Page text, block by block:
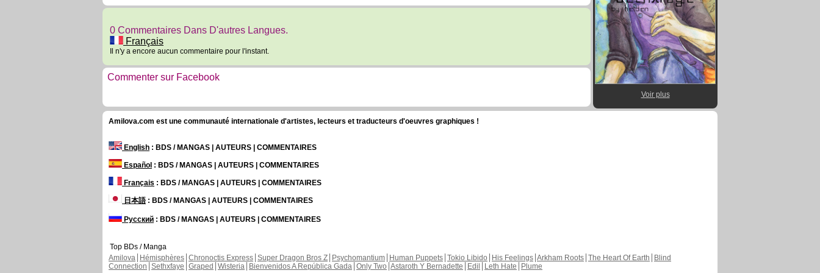
0 Commentaires Dans D'autres Langues.
Français
Il n'y a encore aucun commentaire pour l'instant.
Commenter sur Facebook
Voir plus
Amilova.com est une communauté internationale d'artistes, lecteurs et traducteurs d'oeuvres graphiques !
English : BDS / MANGAS | AUTEURS | COMMENTAIRES
Español : BDS / MANGAS | AUTEURS | COMMENTAIRES
Français : BDS / MANGAS | AUTEURS | COMMENTAIRES
日本語: BDS / MANGAS | AUTEURS | COMMENTAIRES
Русский : BDS / MANGAS | AUTEURS | COMMENTAIRES
Top BDs / Manga
Amilova
Hémisphères Chronoctis Express Super Dragon Bros Z Psychomantium Human Puppets Tokio Libido His Feelings Arkham Roots The Heart Of Earth
Blind
Connection Sethxfaye Graped Wisteria Bienvenidos A República Gada Only Two Astaroth Y Bernadette Edil Leth Hate Plume